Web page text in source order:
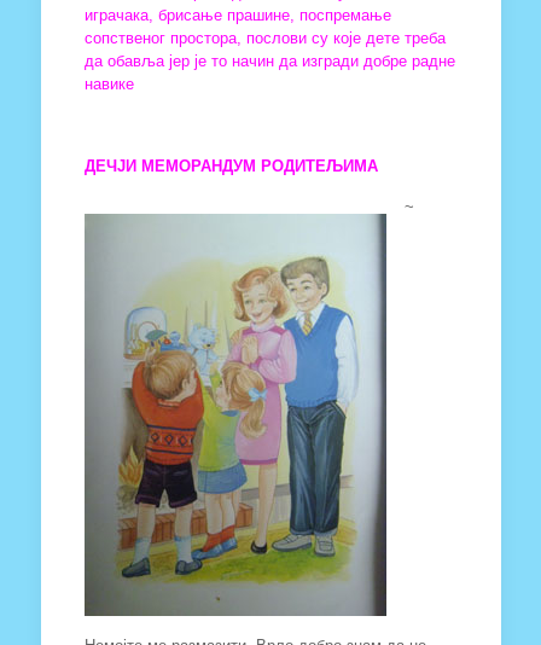
играчака, брисање прашине, поспремање
сопственог простора, послови су које дете треба
да обавља јер је то начин да изгради добре радне
навике
ДЕЧЈИ МЕМОРАНДУМ РОДИТЕЉИМА
~